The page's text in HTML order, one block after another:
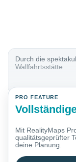
Durch die
Wallfahrtsstätte
PRO FEATURE
Mit RealityMaps
qualitätsgeprüfter
deine Planung.